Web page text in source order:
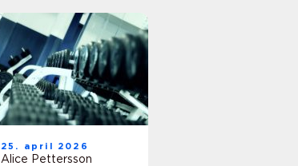
25. april 2026
Alice Pettersson